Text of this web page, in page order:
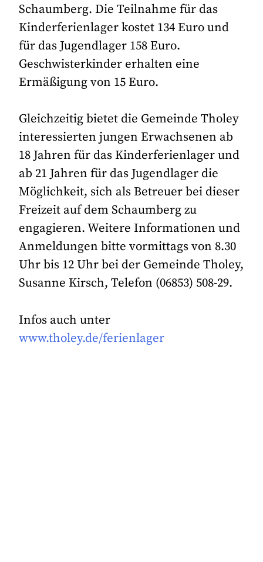
Schaumberg. Die Teilnahme für das
Kinderferienlager kostet 134 Euro und
für das Jugendlager 158 Euro.
Geschwisterkinder erhalten eine
Ermäßigung von 15 Euro.
Gleichzeitig bietet die Gemeinde Tholey
interessierten jungen Erwachsenen ab
18 Jahren für das Kinderferienlager und
ab 21 Jahren für das Jugendlager die
Möglichkeit, sich als Betreuer bei dieser
Freizeit auf dem Schaumberg zu
engagieren. Weitere Informationen und
Anmeldungen bitte vormittags von 8.30
Uhr bis 12 Uhr bei der Gemeinde Tholey,
Susanne Kirsch, Telefon (06853) 508-29.
Infos auch unter
www.tholey.de/ferienlager